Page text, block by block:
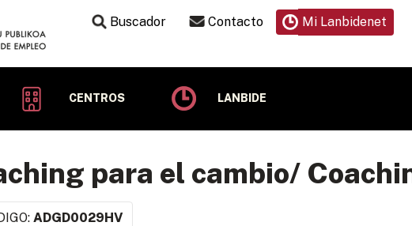
Buscador Contacto Mi Lanbidenet
CENTROS LANBIDE
para el cambio/
ADGD0029HV